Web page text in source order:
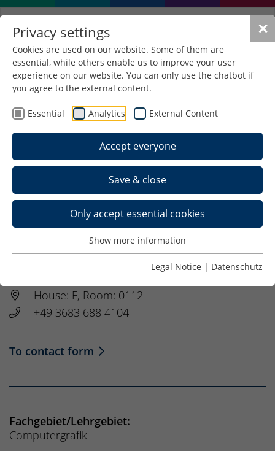
✕
Privacy settings
Cookies are used on our website. Some of them are
essential, while others enable us to improve your user
experience on our website. You can only use the chatbot if
you agree to the external content.
Essential Analytics External Content
Accept everyone
Save & close
Only accept essential cookies
Show more information
Legal Notice | Datenschutz
Prof. Hartmut Seichter,
PhD; Prodekan
Computergrafik
House: F, Room: 0112
+49 3683 688 4104
To contact form
Fachgebiet/Lehrgebiet:
Computergrafik